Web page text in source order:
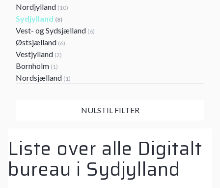
Nordjylland (10)
Sydjylland (8)
Vest- og Sydsjælland (6)
Østsjælland (6)
Vestjylland (2)
Bornholm (1)
Nordsjælland (1)
NULSTIL FILTER
Liste over alle Digitalt
bureau i Sydjylland